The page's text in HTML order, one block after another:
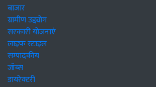
बाजार
ग्रामीण उद्द्योग
सरकारी योजनाएं
लाइफ स्टाइल
सम्पादकीय
जॉब्स
डायरेक्टरी